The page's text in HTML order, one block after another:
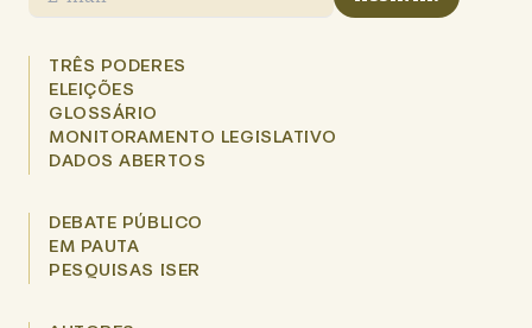
TRÊS PODERES
ELEIÇÕES
GLOSSÁRIO
MONITORAMENTO LEGISLATIVO
DADOS ABERTOS
DEBATE PÚBLICO
EM PAUTA
PESQUISAS ISER